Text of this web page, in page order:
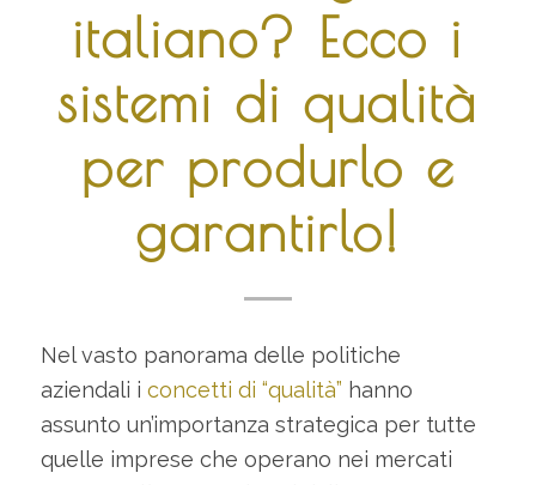
italiano? Ecco i
sistemi di qualità
per produrlo e
garantirlo!
Nel vasto panorama delle politiche
aziendali i concetti di “qualità” hanno
assunto un’importanza strategica per tutte
quelle imprese che operano nei mercati